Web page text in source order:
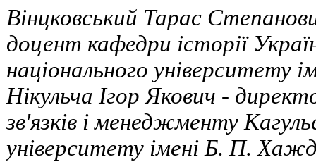
Вінцковський Тарас
доцент кафедри історії
національного університету
Нікульча Ігор Якович -
зв'язків і менеджменту
університету імені Б. П.